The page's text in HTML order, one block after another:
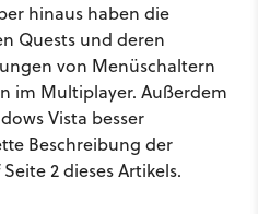
hinaus haben die
Quests und deren
von Menüschaltern
im Multiplayer. Außerdem
Vista besser
Beschreibung der
2 dieses Artikels.